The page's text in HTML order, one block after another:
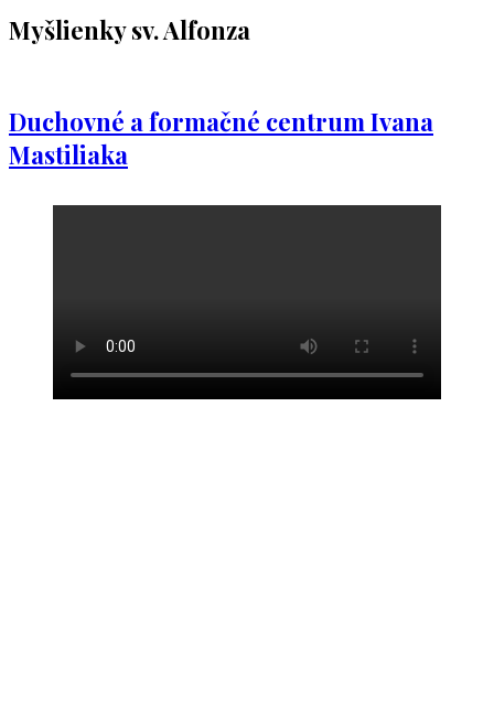
Myšlienky sv. Alfonza
Duchovné a formačné centrum Ivana
Mastiliaka